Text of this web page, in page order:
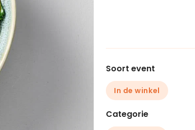
Midden-Oosters
Soort event
In de winkel
Categorie